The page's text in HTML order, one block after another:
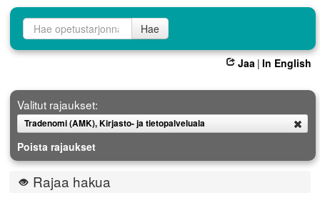
Opetustarjontahaku
Hae
Jaa | In English
Valitut rajaukset:
Tradenomi (AMK), Kirjasto- ja tietopalveluala
Poista rajaukset
Rajaa hakua